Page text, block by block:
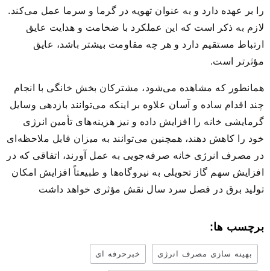
را بر عهده دارد و به عنوان تهویه در گرما و سرما عمل می‌کند.
لازم به ذکر است که این عملکرد با ضخامت و هدایت عایق
ارتباط مستقیم دارد و هر چه مقاومت بیشتر باشد، عایق
مؤثرتر است.
همانطور که مشاهده می‌شود، مشترکان بخش خانگی با انجام
چند اقدام ساده و آسان علاوه بر اینکه می‌توانند بازدهی وسایل
گرمایشی خانه را افزایش داده و نیز هزینه‌های تأمین انرژی
خود را کاهش دهند، همچنین می‌توانند به میزان قابل ملاحظه‌ای
در مصرف انرژی خانه صرفه‌جویی به عمل آورند، اتفاقی که در
افزایش سهم گاز تحویلی به نیروگاه‌ها و طبیعتاً افزایش امکان
تولید برق در فصل سرد سال نقش مؤثری خواهد داشت
برچسب ها:
بهینه سازی مصرف انرژی خبرحرفه ای